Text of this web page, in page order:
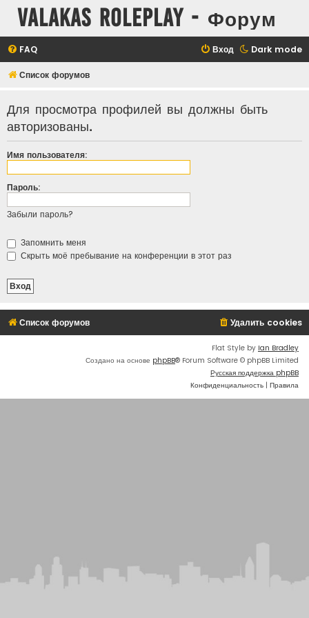
Valakas Roleplay - Форум
Dark mode
FAQ Вход
Список форумов
Для просмотра профилей вы должны быть
авторизованы.
Имя пользователя:
Пароль:
Забыли пароль?
Запомнить меня
Скрыть моё пребывание на конференции в этот раз
Список форумов Удалить cookies
Flat Style by Ian Bradley
Создано на основе phpBB® Forum Software © phpBB Limited
Русская поддержка phpBB
Конфиденциальность | Правила